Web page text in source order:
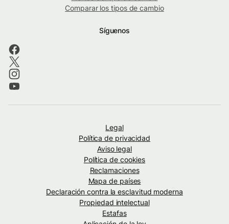
Comparar los tipos de cambio
Síguenos
Legal
Política de privacidad
Aviso legal
Política de cookies
Reclamaciones
Mapa de países
Declaración contra la esclavitud moderna
Propiedad intelectual
Estafas